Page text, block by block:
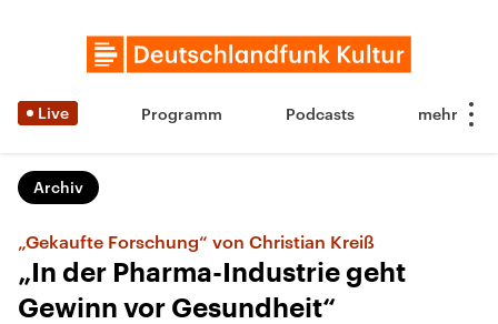
Live Programm Podcasts
Archiv
„Gekaufte Forschung“ von Christian Kreiß
„In der Pharma-Industrie geht
Gewinn vor Gesundheit“